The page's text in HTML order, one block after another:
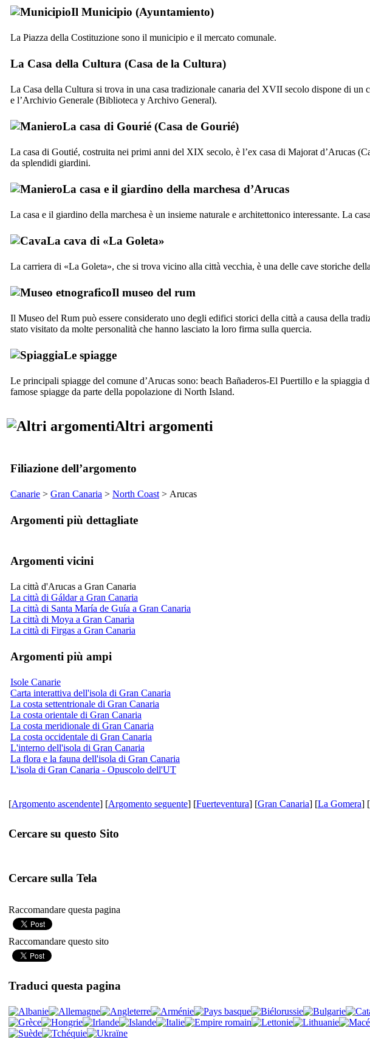
Il Municipio (Ayuntamiento)
La Piazza della Costituzione sono il municipio e il mercato comunale.
La Casa della Cultura (Casa de la Cultura)
La Casa della Cultura si trova in una casa tradizionale canaria del XVII secolo dispone di un
e l’Archivio Generale (Biblioteca y Archivo General).
La casa di Gourié (Casa de Gourié)
La casa di Goutié, costruita nei primi anni del XIX secolo, è l’ex casa di Majorat d’Arucas (
da splendidi giardini.
La casa e il giardino della marchesa d’Arucas
La casa e il giardino della marchesa è un insieme naturale e architettonico interessante. La
La cava di «La Goleta»
La carriera di «La Goleta», che si trova vicino alla città vecchia, è una delle cave storiche
Il museo del rum
Il Museo del Rum può essere considerato uno degli edifici storici della città a causa della
stato visitato da molte personalità che hanno lasciato la loro firma sulla quercia.
Le spiagge
Le principali spiagge del comune d’Arucas sono: beach Bañaderos-El Puertillo e la spiaggia
famose spiagge da parte della popolazione di North Island.
Altri argomenti
Filiazione dell’argomento
Canarie > Gran Canaria > North Coast > Arucas
Argomenti più dettagliate
Argomenti vicini
La città d'Arucas a Gran Canaria
La città di Gáldar a Gran Canaria
La città di Santa María de Guía a Gran Canaria
La città di Moya a Gran Canaria
La città di Firgas a Gran Canaria
Argomenti più ampi
Isole Canarie
Carta interattiva dell'isola di Gran Canaria
La costa settentrionale di Gran Canaria
La costa orientale di Gran Canaria
La costa meridionale di Gran Canaria
La costa occidentale di Gran Canaria
L'interno dell'isola di Gran Canaria
La flora e la fauna dell'isola di Gran Canaria
L'isola di Gran Canaria - Opuscolo dell'UT
[Argomento ascendente] [Argomento seguente] [Fuerteventura] [Gran Canaria] [La Gomera] [
Cercare su questo Sito
Cercare sulla Tela
Raccomandare questa pagina
Raccomandare questo sito
Traduci questa pagina